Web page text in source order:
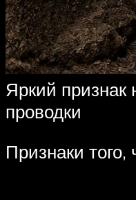
Яркий признак
проводки
Признаки того,